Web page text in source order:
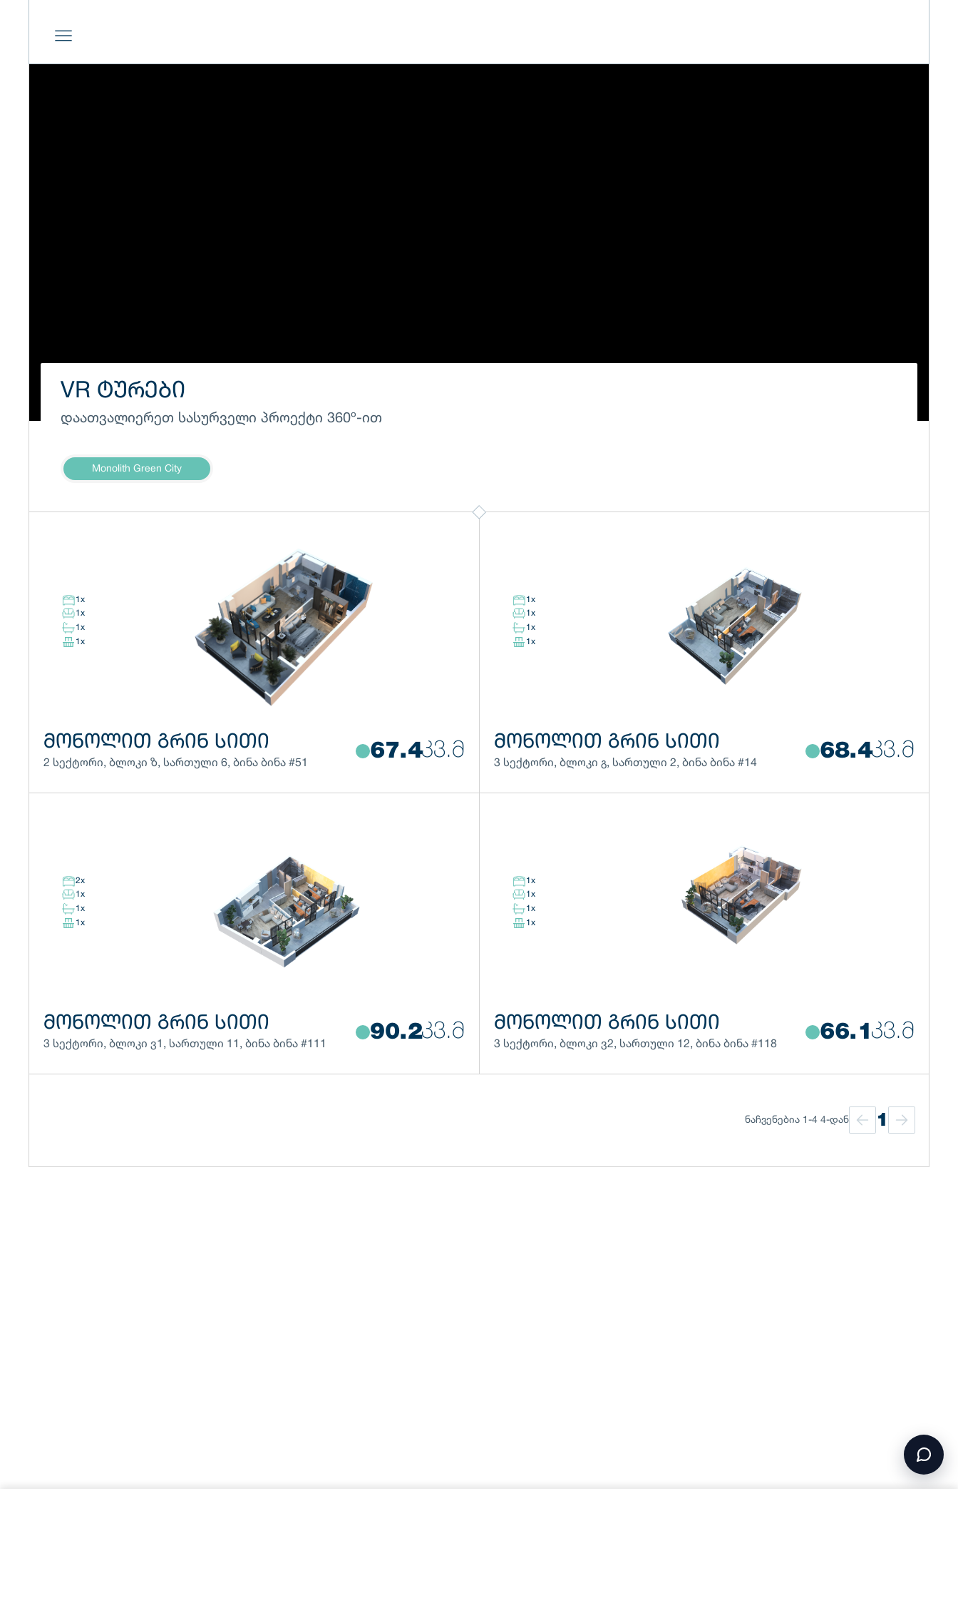
VR ᲢᲣᲠᲔᲑᲘ
დაათვალიერეთ სასურველი პროექტი 360º-ით
Monolith Green City
1x
1x
1x
1x
ᲛᲝᲜᲝᲚᲘᲗ ᲒᲠᲘᲜ ᲡᲘᲗᲘ
2 სექტორი, ბლოკი ზ, სართული 6, ბინა ბინა #51
67.4ᲙᲕ.Მ
1x
1x
1x
1x
ᲛᲝᲜᲝᲚᲘᲗ ᲒᲠᲘᲜ ᲡᲘᲗᲘ
3 სექტორი, ბლოკი გ, სართული 2, ბინა ბინა #14
68.4ᲙᲕ.Მ
2x
1x
1x
1x
ᲛᲝᲜᲝᲚᲘᲗ ᲒᲠᲘᲜ ᲡᲘᲗᲘ
3 სექტორი, ბლოკი ვ1 , სართული 11 , ბინა ბინა #111
90.2ᲙᲕ.Მ
1x
1x
1x
1x
ᲛᲝᲜᲝᲚᲘᲗ ᲒᲠᲘᲜ ᲡᲘᲗᲘ
3 სექტორი, ბლოკი ვ2, სართული 12, ბინა ბინა #118
66.1ᲙᲕ.Მ
ნაჩვენებია 1-4 4-დან 1